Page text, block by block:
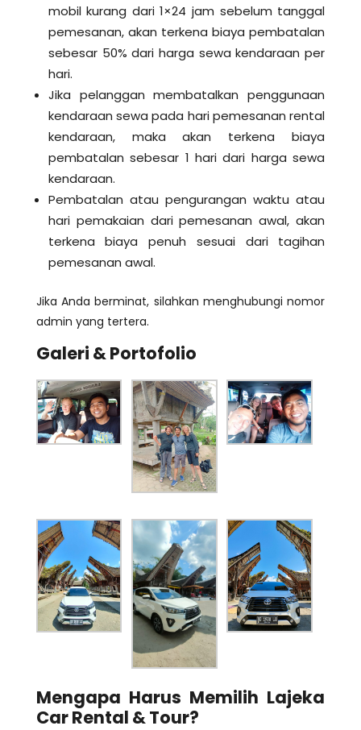
mobil kurang dari 1×24 jam sebelum tanggal
pemesanan, akan terkena biaya pembatalan
sebesar 50% dari harga sewa kendaraan per
hari.
Jika pelanggan membatalkan penggunaan
kendaraan sewa pada hari pemesanan rental
kendaraan, maka akan terkena biaya
pembatalan sebesar 1 hari dari harga sewa
kendaraan.
Pembatalan atau pengurangan waktu atau
hari pemakaian dari pemesanan awal, akan
terkena biaya penuh sesuai dari tagihan
pemesanan awal.
Jika Anda berminat, silahkan menghubungi nomor
admin yang tertera.
Galeri & Portofolio
Mengapa Harus Memilih Lajeka
Car Rental & Tour?